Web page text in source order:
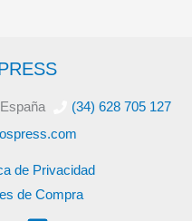
(34) 628 705 127
de Privacidad
de Compra